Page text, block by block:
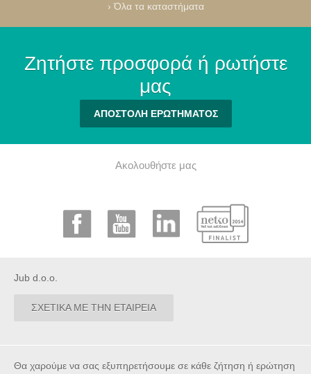
›Όλα τα καταστήματα
Ζητήστε προσφορά ή ρωτήστε
μας
ΑΠΟΣΤΟΛΗ ΕΡΩΤΗΜΑΤΟΣ
Ακολουθήστε μας
Jub d.o.o.
ΣΧΕΤΙΚΑ ΜΕ ΤΗΝ ΕΤΑΙΡΕΙΑ
Θα χαρούμε να σας εξυπηρετήσουμε σε κάθε ζήτηση ή ερώτηση